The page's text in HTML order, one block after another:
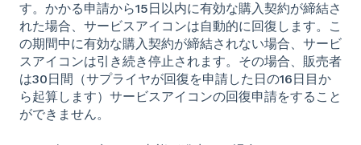
す。かかる申請から15日以内に有効な購入契約が締結さ
れた場合、サービスアイコンは自動的に回復します。こ
の期間中に有効な購入契約が締結されない場合、サービ
スアイコンは引き続き停止されます。その場合、販売者
は30日間（サプライヤが回復を申請した日の16日目か
ら起算します）サービスアイコンの回復申請をすること
ができません。